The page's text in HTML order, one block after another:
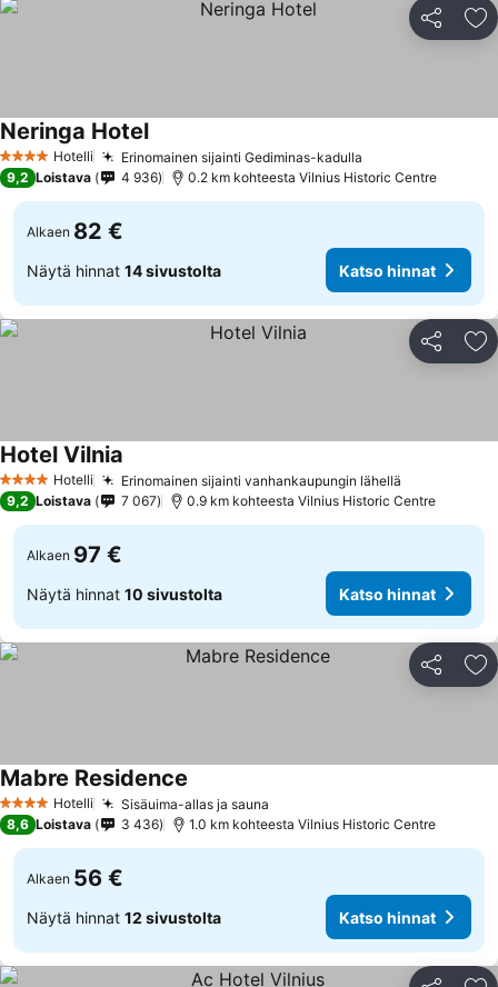
Jaa
4 Tähtiluokitus
Hotelli Erinomainen sijainti Gediminas-kadulla
Neringa Hotel
9,2 Loistava 4 936 0.2 km kohteesta Vilnius Historic Centre
Alkaen 82 €
Näytä hinnat 14 sivustolta Katso hinnat
Jaa
4 Tähtiluokitus
Hotelli Erinomainen sijainti vanhankaupungin lähellä
Hotel Vilnia
9,2 Loistava 7 067 0.9 km kohteesta Vilnius Historic Centre
Alkaen 97 €
Näytä hinnat 10 sivustolta Katso hinnat
Jaa
4 Tähtiluokitus
Hotelli Sisäuima-allas ja sauna
Mabre Residence
8,6 Loistava 3 436 1.0 km kohteesta Vilnius Historic Centre
Alkaen 56 €
Näytä hinnat 12 sivustolta Katso hinnat